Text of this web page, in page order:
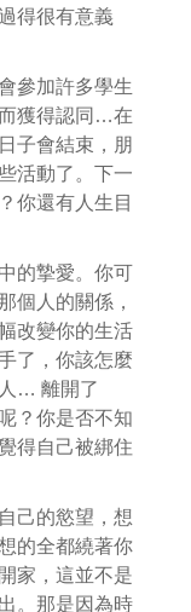
得很有意義
參加許多學生
獲得認同…在
子會結束，朋
活動了。下一
你還有人生目
的摯愛。你可
個人的關係，
改變你的生活
了，你該怎麼
… 離開了
？你是否不知
得自己被綁住
己的慾望，想
的全都繞著你
家，這並不是
。那是因為時